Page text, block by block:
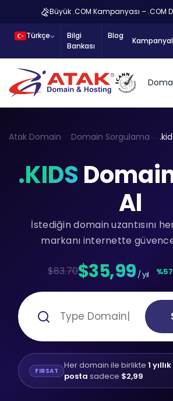
Büyük .COM Kampanyası – .COM
Türkçe
Bilgi
Bankası
Blog
Atak Domain Domain Sorgulama
.KIDS
Al
İstediğin domain uzantısını
markanı internette
$83.70$35,99 / yıl
FIRSAT Her domain ile birlikte 1
posta sadece $2,99